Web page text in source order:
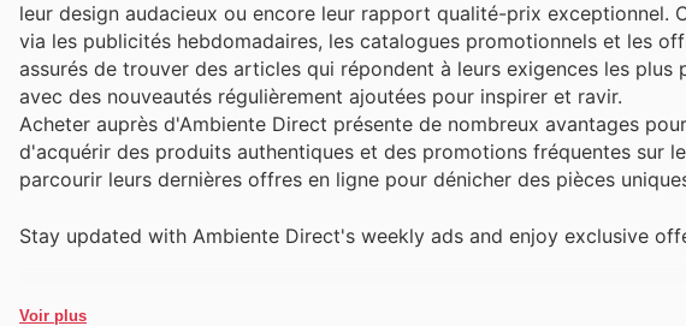
leur design audacieux ou encore leur rapport qualité-prix exceptionnel.
via les publicités hebdomadaires, les catalogues promotionnels et les
assurés de trouver des articles qui répondent à leurs exigences les
avec des nouveautés régulièrement ajoutées pour inspirer et ravir.
Acheter auprès d'Ambiente Direct présente de nombreux avantages
d'acquérir des produits authentiques et des promotions fréquentes sur
parcourir leurs dernières offres en ligne pour dénicher des pièces
Stay updated with Ambiente Direct's weekly ads and enjoy exclusive
Voir plus